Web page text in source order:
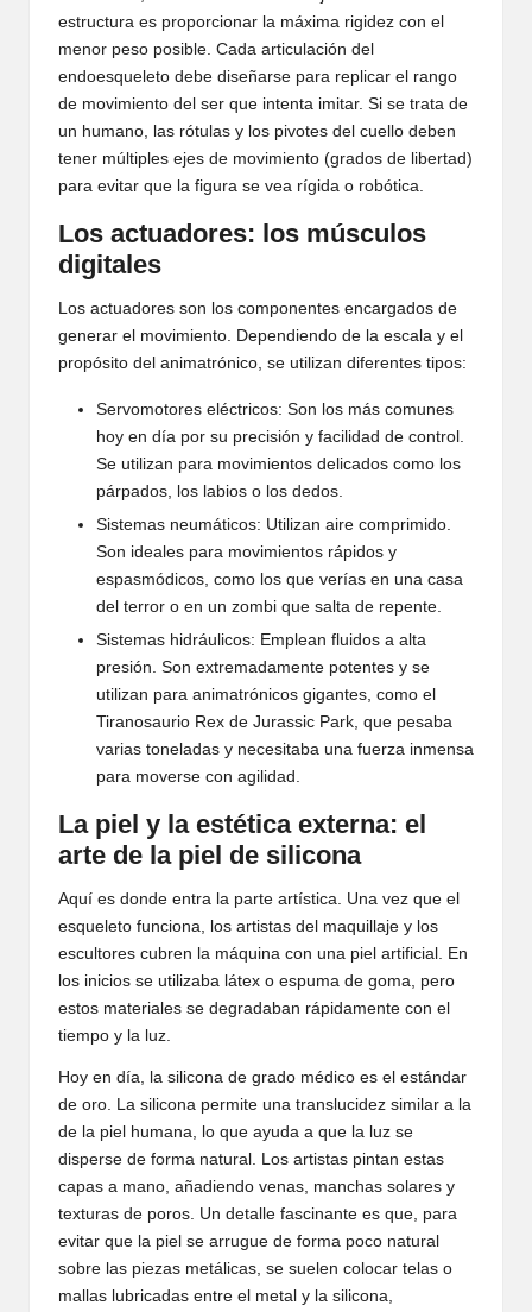
estructura es proporcionar la máxima rigidez con el
menor peso posible. Cada articulación del
endoesqueleto debe diseñarse para replicar el rango
de movimiento del ser que intenta imitar. Si se trata de
un humano, las rótulas y los pivotes del cuello deben
tener múltiples ejes de movimiento (grados de libertad)
para evitar que la figura se vea rígida o robótica.
Los actuadores: los músculos
digitales
Los actuadores son los componentes encargados de
generar el movimiento. Dependiendo de la escala y el
propósito del animatrónico, se utilizan diferentes tipos:
Servomotores eléctricos: Son los más comunes
hoy en día por su precisión y facilidad de control.
Se utilizan para movimientos delicados como los
párpados, los labios o los dedos.
Sistemas neumáticos: Utilizan aire comprimido.
Son ideales para movimientos rápidos y
espasmódicos, como los que verías en una casa
del terror o en un zombi que salta de repente.
Sistemas hidráulicos: Emplean fluidos a alta
presión. Son extremadamente potentes y se
utilizan para animatrónicos gigantes, como el
Tiranosaurio Rex de Jurassic Park, que pesaba
varias toneladas y necesitaba una fuerza inmensa
para moverse con agilidad.
La piel y la estética externa: el
arte de la piel de silicona
Aquí es donde entra la parte artística. Una vez que el
esqueleto funciona, los artistas del maquillaje y los
escultores cubren la máquina con una piel artificial. En
los inicios se utilizaba látex o espuma de goma, pero
estos materiales se degradaban rápidamente con el
tiempo y la luz.
Hoy en día, la silicona de grado médico es el estándar
de oro. La silicona permite una translucidez similar a la
de la piel humana, lo que ayuda a que la luz se
disperse de forma natural. Los artistas pintan estas
capas a mano, añadiendo venas, manchas solares y
texturas de poros. Un detalle fascinante es que, para
evitar que la piel se arrugue de forma poco natural
sobre las piezas metálicas, se suelen colocar telas o
mallas lubricadas entre el metal y la silicona,